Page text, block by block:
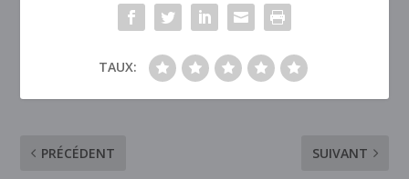
TAUX:
PRÉCÉDENT SUIVANT